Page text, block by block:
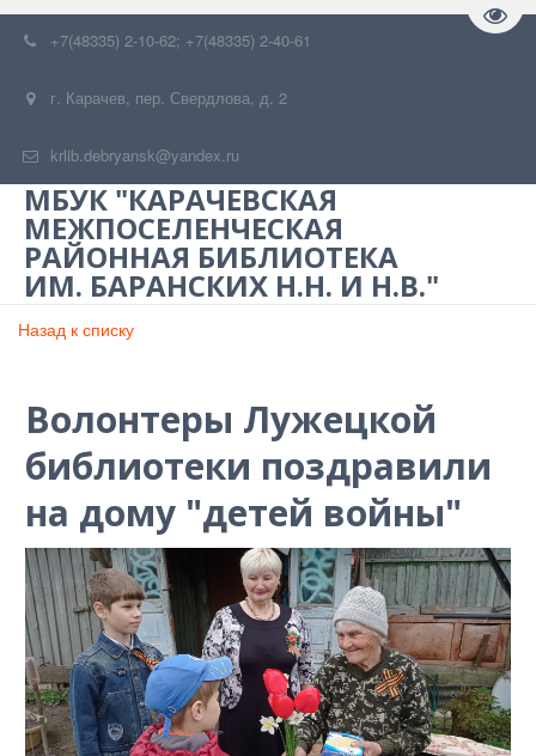
+7(48335) 2-10-62; +7(48335) 2-40-61
г. Карачев, пер. Свердлова, д. 2
krlib.debryansk@yandex.ru
МБУК "КАРАЧЕВСКАЯ
МЕЖПОСЕЛЕНЧЕСКАЯ
РАЙОННАЯ БИБЛИОТЕКА
ИМ. БАРАНСКИХ Н.Н. И Н.В."
Назад к списку
Волонтеры Лужецкой
библиотеки поздравили
на дому "детей войны"